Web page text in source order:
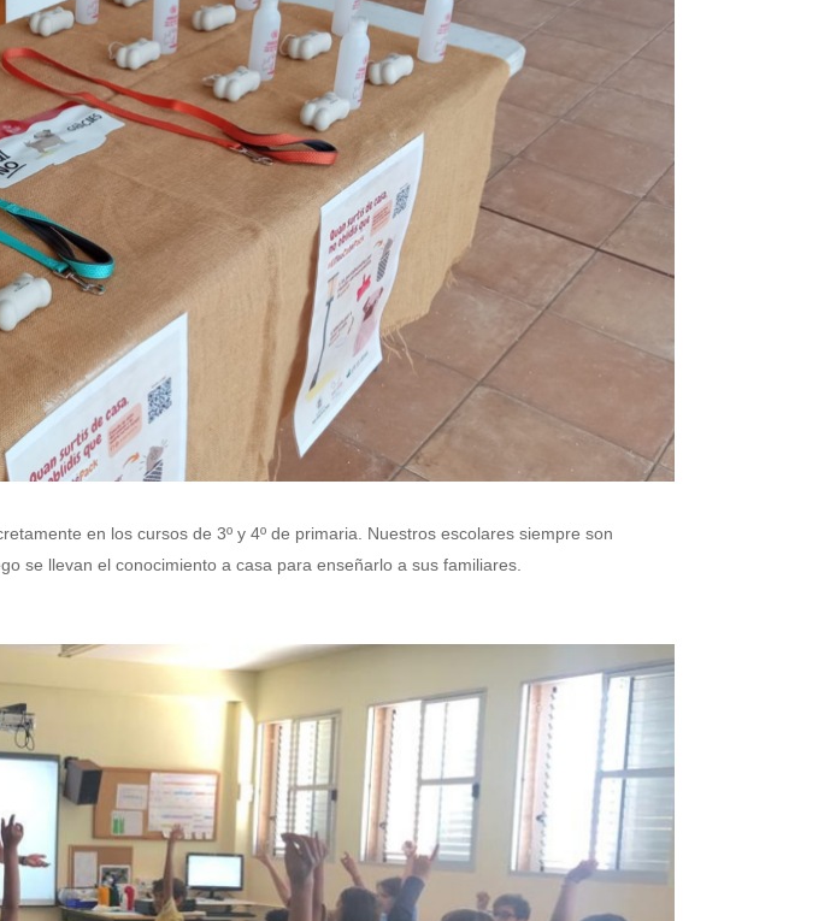
en los cursos de 3º y 4º de primaria. Nuestros escolares siempre son
se llevan el conocimiento a casa para enseñarlo a sus familiares.